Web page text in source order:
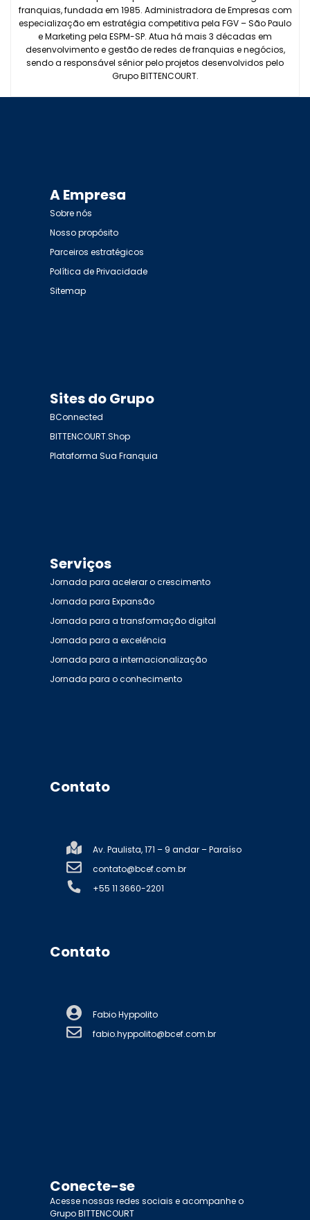
franquias, fundada em 1985. Administradora de Empresas com
especialização em estratégia competitiva pela FGV – São Paulo
e Marketing pela ESPM-SP. Atua há mais 3 décadas em
desenvolvimento e gestão de redes de franquias e negócios,
sendo a responsável sênior pelo projetos desenvolvidos pelo
Grupo BITTENCOURT.
A Empresa
Sobre nós
Nosso propósito
Parceiros estratégicos
Política de Privacidade
Sitemap
Sites do Grupo
BConnected
BITTENCOURT.Shop
Plataforma Sua Franquia
Serviços
Jornada para acelerar o crescimento
Jornada para Expansão
Jornada para a transformação digital
Jornada para a excelência
Jornada para a internacionalização
Jornada para o conhecimento
Contato
Av. Paulista, 171 – 9 andar – Paraíso
contato@bcef.com.br
+55 11 3660-2201
Contato
Fabio Hyppolito
fabio.hyppolito@bcef.com.br
Conecte-se
Acesse nossas redes sociais e acompanhe o
Grupo BITTENCOURT